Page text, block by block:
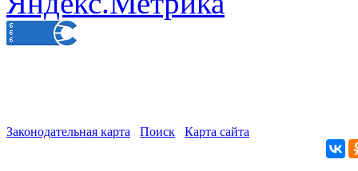
Законодательная карта Поиск Карта сайта